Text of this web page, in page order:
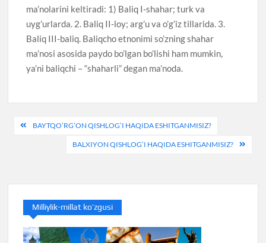
ma’nolarini keltiradi: 1) Baliq I-shahar; turk va
uyg’urlarda. 2. Baliq II-loy; arg’u va o’g’iz tillarida. 3.
Baliq III-baliq. Baliqcho etnonimi so’zning shahar
ma’nosi asosida paydo bo’lgan bo’lishi ham mumkin,
ya’ni baliqchi – “shaharli” degan ma’noda.
Post
menyusi
BAYTQO’RG’ON QISHLOG’I HAQIDA ESHITGANMISIZ?
BALXIYON QISHLOG’I HAQIDA ESHITGANMISIZ?
Milliylik-millat ko’zgusi